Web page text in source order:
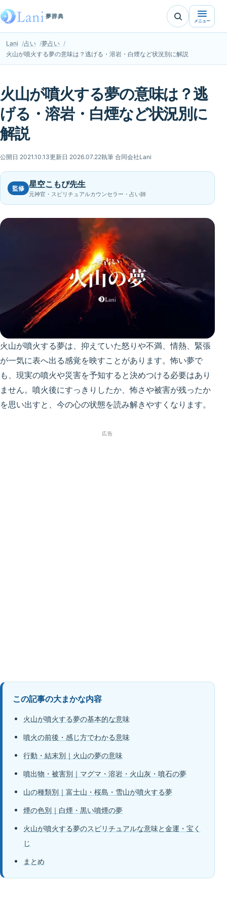
夢辞典
メニュー
Lani 占い
夢占い
火山が噴火する夢の意味は？逃げる・溶岩・白煙など状況別に解説
火山が噴火する夢の意味は？逃
げる・溶岩・白煙など状況別に
解説
公開日 2021.10.13更新日 2026.07.22執筆 合同会社Lani
監修 星空こもぴ先生
元神官・スピリチュアルカウンセラー・占い師
火山が噴火する夢は、抑えていた怒りや不満、情熱、緊張
が一気に表へ出る感覚を映すことがあります。怖い夢で
も、現実の噴火や災害を予知すると決めつける必要はあり
ません。噴火後にすっきりしたか、怖さや被害が残ったか
を思い出すと、今の心の状態を読み解きやすくなります。
広告
この記事の大まかな内容
火山が噴火する夢の基本的な意味
噴火の前後・感じ方でわかる意味
行動・結末別｜火山の夢の意味
噴出物・被害別｜マグマ・溶岩・火山灰・噴石の夢
山の種類別｜富士山・桜島・雪山が噴火する夢
煙の色別｜白煙・黒い噴煙の夢
火山が噴火する夢のスピリチュアルな意味と金運・宝く
じ
まとめ